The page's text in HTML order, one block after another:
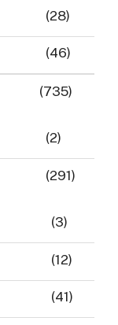
(28)
(46)
(735)
(2)
(291)
(3)
(12)
(41)